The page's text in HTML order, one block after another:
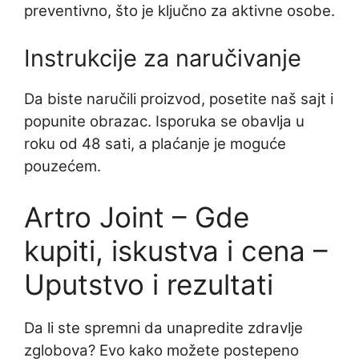
preventivno, što je ključno za aktivne osobe.
Instrukcije za naručivanje
Da biste naručili proizvod, posetite naš sajt i
popunite obrazac. Isporuka se obavlja u
roku od 48 sati, a plaćanje je moguće
pouzećem.
Artro Joint – Gde
kupiti, iskustva i cena –
Uputstvo i rezultati
Da li ste spremni da unapredite zdravlje
zglobova? Evo kako možete postepeno